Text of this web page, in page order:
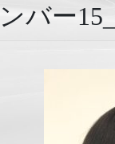
バー